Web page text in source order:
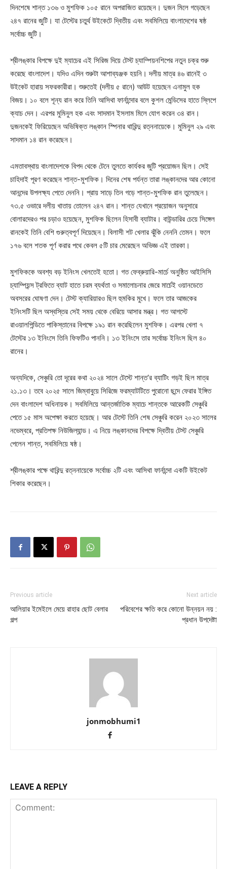
দিনশেষে শান্ত ১৩৬ ও মুশফিক ১০৫ রানে অপরাজিত রয়েছেন। দুজন মিলে গড়েছেন
২৪৭ রানের জুটি। যা টেস্টের চতুর্থ উইকেটে দ্বিতীয় এবং সবমিলিয়ে বাংলাদেশের ষষ্ঠ
সর্বোচ্চ জুটি।
শ্রীলঙ্কার বিপক্ষে দুই ম্যাচের এই সিরিজ দিয়ে টেস্ট চ্যাম্পিয়নশিপের নতুন চক্র শুরু
করেছে বাংলাদেশ। যদিও এদিন শুরুটা আশাব্যঞ্জক হয়নি। দলীয় মাত্র ৪৬ রানেই ৩
উইকেট হারায় সফরকারীরা। শুরুতেই (দলীয় ৫ রানে) আউট হয়েছেন এনামুল হক
বিজয়। ১০ বলে শূন্য রান করে তিনি আসিথা ফার্নান্দোর বলে কুশল মেন্ডিসের হাতে স্লিপে
ক্যাচ দেন। এরপর মুমিনুল হক এবং সাদমান ইসলাম মিলে যোগ করেন ৩৪ রান।
দুজনকেই ফিরিয়েছেন অভিষিক্ত লঙ্কান স্পিনার থারিন্দু রত্ননায়েকে। মুমিনুল ২৯ এবং
সাদমান ১৪ রান করেছেন।
এমতাবস্থায় বাংলাদেশকে বিপদ থেকে টেনে তুলতে কার্যকর জুটি প্রয়োজন ছিল। সেই
চাহিদাই পূরণ করেছেন শান্ত-মুশফিক। দিনের শেষ পর্যন্ত তারা লঙ্কানদের আর কোনো
আনন্দের উপলক্ষ্য পেতে দেননি। প্রায় সাড়ে তিন গড়ে শান্ত-মুশফিক রান তুলেছেন।
৭৩.৫ ওভারে দলীয় খাতায় তোলেন ২৪৭ রান। শান্ত যেখানে প্রয়োজন অনুসারে
বোলারদেরও পর চড়াও হয়েছেন, মুশফিক ছিলেন হিসাবী ব্যাটার। বাউন্ডারির চেয়ে সিঙ্গেল
রানকেই তিনি বেশি গুরুত্বপূর্ণ দিয়েছেন। বিলাসী শট খেলার ঝুঁকি নেননি তেমন। ফলে
১৭৬ বলে শতক পূর্ণ করার পথে কেবল ৫টি চার মেরেছেন অভিজ্ঞ এই তারকা।
মুশফিককে অবশ্য বড় ইনিংস খেলতেই হতো। গত ফেব্রুয়ারি-মার্চে অনুষ্ঠিত আইসিসি
চ্যাম্পিয়ন্স ট্রফিতে ব্যাট হাতে চরম ব্যর্থতা ও সমালোচনার জেরে মার্চেই ওয়ানডেতে
অবসরের ঘোষণা দেন। টেস্ট ক্যারিয়ারও ছিল হুমকির মুখে। ফলে তার আজকের
ইনিংসটি ছিল অস্বস্তির সেই সময় থেকে বেরিয়ে আসার মন্ত্র। গত আগস্টে
রাওয়ালপিন্ডিতে পাকিস্তানের বিপক্ষে ১৯১ রান করেছিলেন মুশফিক। এরপর খেলা ৭
টেস্টের ১৩ ইনিংসে তিনি ফিফটিও পাননি। ১৩ ইনিংসে তার সর্বোচ্চ ইনিংস ছিল ৪০
রানের।
অন্যদিকে, সেঞ্চুরি তো দূরের কথা ২০২৪ সালে টেস্টে শান্ত’র ব্যাটিং গড়ই ছিল মাত্র
২১.১৩। তবে ২০২৫ সালে জিম্বাবুয়ে সিরিজে ফরম্যাটটিতে পুরোনো ছন্দে ফেরার ইঙ্গিত
দেন বাংলাদেশ অধিনায়ক। সবমিলিয়ে আন্তর্জাতিক ম্যাচে শান্তকে আরেকটি সেঞ্চুরি
পেতে ১৫ মাস অপেক্ষা করতে হয়েছে। আর টেস্টে তিনি শেষ সেঞ্চুরি করেন ২০২৩ সালের
নভেম্বরে, প্রতিপক্ষ নিউজিল্যান্ড। এ নিয়ে লঙ্কানদের বিপক্ষে দ্বিতীয় টেস্ট সেঞ্চুরি
পেলেন শান্ত, সবমিলিয়ে ষষ্ঠ।
শ্রীলঙ্কার পক্ষে থারিন্দু রত্ননায়েকে সর্বোচ্চ ২টি এবং আসিথা ফার্নান্দো একটি উইকেট
শিকার করেছেন।
Previous article
আলিয়ার ইমেইলে মেয়ে রাহার ছোট বেলার
গল্প
Next article
পরিবেশের ক্ষতি করে কোনো উন্নয়ন নয় :
প্রধান উপদেষ্টা
jonmobhumi1
LEAVE A REPLY